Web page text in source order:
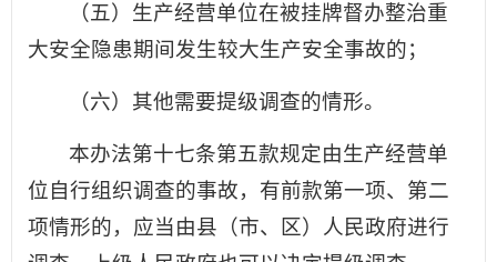
（五）生产经营单位在被挂牌督办整治重
大安全隐患期间发生较大生产安全事故的；
（六）其他需要提级调查的情形。
本办法第十七条第五款规定由生产经营单
位自行组织调查的事故，有前款第一项、第二
项情形的，应当由县（市、区）人民政府进行